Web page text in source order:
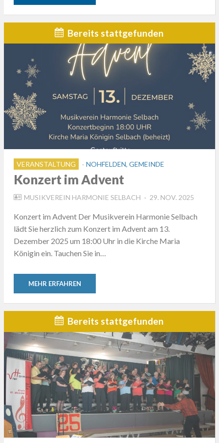
Bereits stattgefunden
VERANSTALTUNG NOHFELDEN, GEMEINDE
Konzert im Advent
MUSIKVEREIN HARMONIE SELBACH
POSTED
29. NOV. 2025
Konzert im Advent Der Musikverein Harmonie Selbach
lädt Sie herzlich zum Konzert im Advent am 13.
Dezember 2025 um 18:00 Uhr in die Kirche Maria
Königin ein. Tauchen Sie in…
MEHR ERFAHREN
Bereits stattgefunden